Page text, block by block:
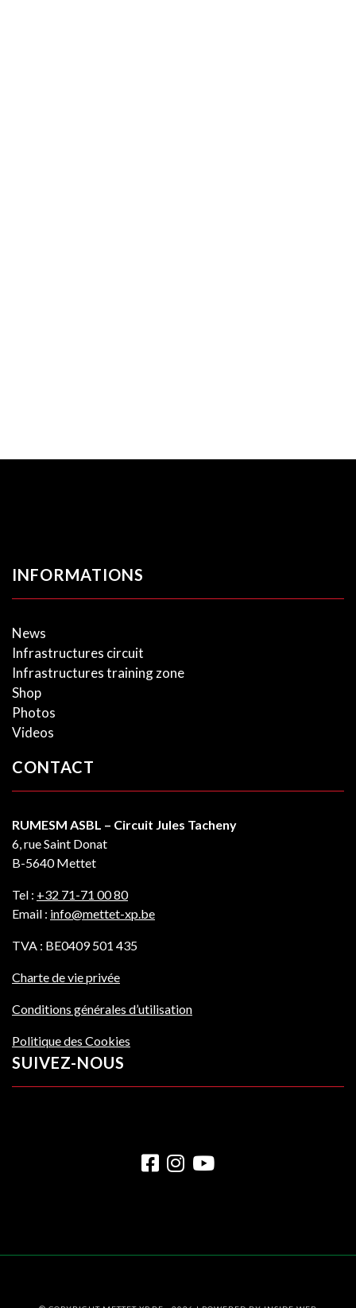
INFORMATIONS
News
Infrastructures circuit
Infrastructures training zone
Shop
Photos
Videos
CONTACT
RUMESM ASBL – Circuit Jules Tacheny
6, rue Saint Donat
B-5640 Mettet
Tel : +32 71-71 00 80
Email : info@mettet-xp.be
TVA : BE0409 501 435
Charte de vie privée
Conditions générales d’utilisation
Politique des Cookies
SUIVEZ-NOUS